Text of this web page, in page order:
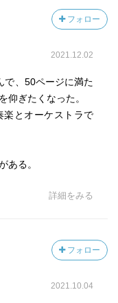
。
力の素晴らしさは
それでも旅を続ける
たちの奇妙な文化
オブワンダー！
手紙」は、タイト
としても、それで
やハードSF的な設
気がします。
ノスタルジックで
を超え面白くあるこ
フォロー
2021.12.02
で、50ページに満た
仰ぎたくなった。
楽とオーケストラで
ある。
詳細をみる
フォロー
2021.10.04